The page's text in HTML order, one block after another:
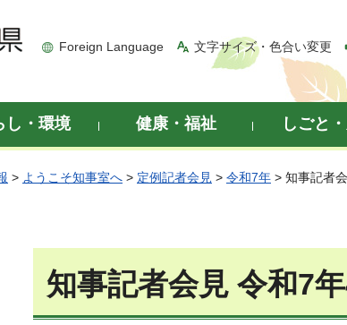
Foreign Language 文字サイズ・色合い変更
し・環境 健康・福祉 しごと
> ようこそ知事室へ > 定例記者会見 > 令和7年 > 知事記者
知事記者会見 令和7